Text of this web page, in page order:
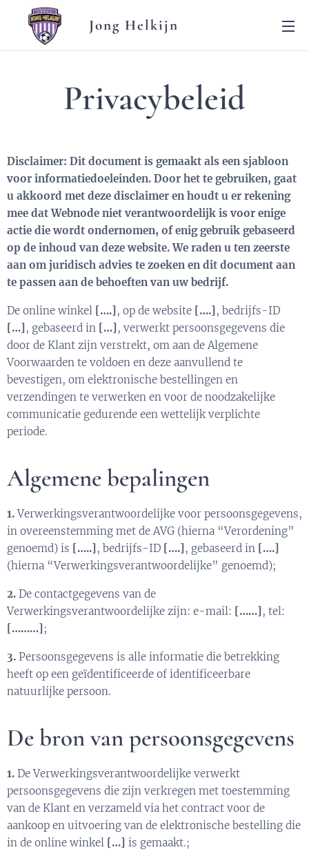
Jong Helkijn
Privacybeleid
Disclaimer: Dit document is gemaakt als een sjabloon
voor informatiedoeleinden. Door het te gebruiken, gaat
u akkoord met deze disclaimer en houdt u er rekening
mee dat Webnode niet verantwoordelijk is voor enige
actie die wordt ondernomen, of enig gebruik gebaseerd
op de inhoud van deze website. We raden u ten zeerste
aan om juridisch advies te zoeken en dit document aan
te passen aan de behoeften van uw bedrijf.
De online winkel [….], op de website [….], bedrijfs-ID
[…], gebaseerd in […], verwerkt persoonsgegevens die
door de Klant zijn verstrekt, om aan de Algemene
Voorwaarden te voldoen en deze aanvullend te
bevestigen, om elektronische bestellingen en
verzendingen te verwerken en voor de noodzakelijke
communicatie gedurende een wettelijk verplichte
periode.
Algemene bepalingen
1.Verwerkingsverantwoordelijke voor persoonsgegevens,
in overeenstemming met de AVG (hierna “Verordening”
genoemd) is […..], bedrijfs-ID [….], gebaseerd in [….]
(hierna “Verwerkingsverantwoordelijke” genoemd);
2. De contactgegevens van de
Verwerkingsverantwoordelijke zijn: e-mail: [……], tel:
[………];
3. Persoonsgegevens is alle informatie die betrekking
heeft op een geïdentificeerde of identificeerbare
natuurlijke persoon.
De bron van persoonsgegevens
1. De Verwerkingsverantwoordelijke verwerkt
persoonsgegevens die zijn verkregen met toestemming
van de Klant en verzameld via het contract voor de
aankoop en uitvoering van de elektronische bestelling die
in de online winkel […] is gemaakt.;